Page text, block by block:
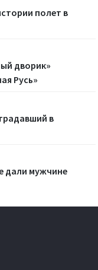
полет в
дворик»
Русь»
в
дали мужчине